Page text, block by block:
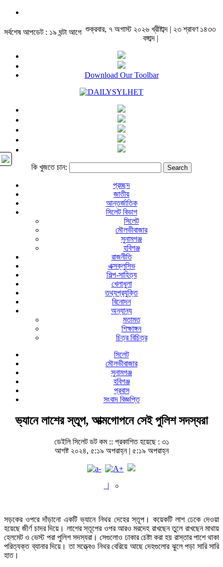
সর্বশেষ আপডেট : ১৯ ঘন্টা আগে শুক্রবার, ৭ অগাস্ট ২০২৬ খ্রীষ্টাব্দ | ২৩ শ্রাবণ ১৪৩৩
বঙ্গাব্দ |
Download Our Toolbar
কি খুজতে চান:
প্রচ্ছদ
জাতীয়
আন্তর্জাতিক
সিলেট বিভাগ
সিলেট
মৌলভীবাজার
সুনামগঞ্জ
হবিগঞ্জ
রাজনীতি
এক্সক্লুসিভ
শিল্প-সাহিত্য
খেলাধুলা
তথ্যপ্রযুক্তি
বিনোদন
অন্যান্য
মতামত
শিক্ষাঙ্গন
চিত্র বিচিত্র
সিলেট
মৌলভীবাজার
সুনামগঞ্জ
হবিগঞ্জ
প্রবাস
সংবাদ বিজ্ঞপ্তি
ভ্যানে লাশের স্তূপ, আত্মগোপনে সেই পুলিশ সদস্যরা
ডেইলি সিলেট ডট কম :: প্রকাশিত হয়েছে : ৩১
আগষ্ট ২০২৪, ৫:১৯ অপরাহ্ন | ৫:১৯ অপরাহ্ন
| ০
সড়কের ওপরে দাঁড়ানো একটি ভ্যানে নিথর দেহের স্তূপ। কয়েকটি লাশ ঢেকে দেওয়া
হয়েছে জীর্ণ চাদর দিয়ে। লাশের স্তূপের ওপর আরও মরদেহ রাখছেন তুলে রাখছেন মাথায়
হেলমেট ও ভেস্ট পরা পুলিশ সদস্যরা। সেগুলোও ঢাকার চেষ্টা করা হয় রাস্তার পাশে থাকা
পরিত্যক্ত ব্যানার দিয়ে। তা সত্ত্বেও নিথর বেরিয়ে আছে দেহগুলোর ঝুলে পড়া সারি সারি
হাত।